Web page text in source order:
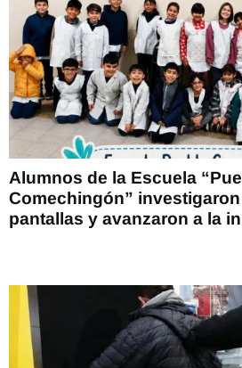
Alumnos de la Escuela
Comechingón”
pantallas y avanzaron a la